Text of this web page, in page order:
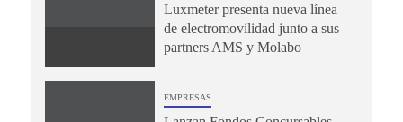
Luxmeter presenta nueva línea
de electromovilidad junto a sus
partners AMS y Molabo
EMPRESAS